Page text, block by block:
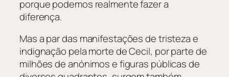
porque podemos realmente fazer a
diferença.
Mas a par das manifestações de tristeza e
indignação pela morte de Cecil, por parte de
milhões de anónimos e figuras públicas de